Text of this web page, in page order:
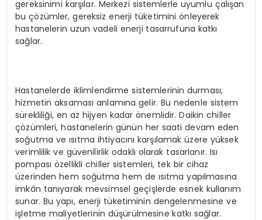
gereksinimi karşılar. Merkezi sistemlerle uyumlu çalışan
bu çözümler, gereksiz enerji tüketimini önleyerek
hastanelerin uzun vadeli enerji tasarrufuna katkı
sağlar.
Hastanelerde iklimlendirme sistemlerinin durması,
hizmetin aksaması anlamına gelir. Bu nedenle sistem
sürekliliği, en az hijyen kadar önemlidir. Daikin chiller
çözümleri, hastanelerin günün her saati devam eden
soğutma ve ısıtma ihtiyacını karşılamak üzere yüksek
verimlilik ve güvenilirlik odaklı olarak tasarlanır. Isı
pompası özellikli chiller sistemleri, tek bir cihaz
üzerinden hem soğutma hem de ısıtma yapılmasına
imkân tanıyarak mevsimsel geçişlerde esnek kullanım
sunar. Bu yapı, enerji tüketiminin dengelenmesine ve
işletme maliyetlerinin düşürülmesine katkı sağlar.